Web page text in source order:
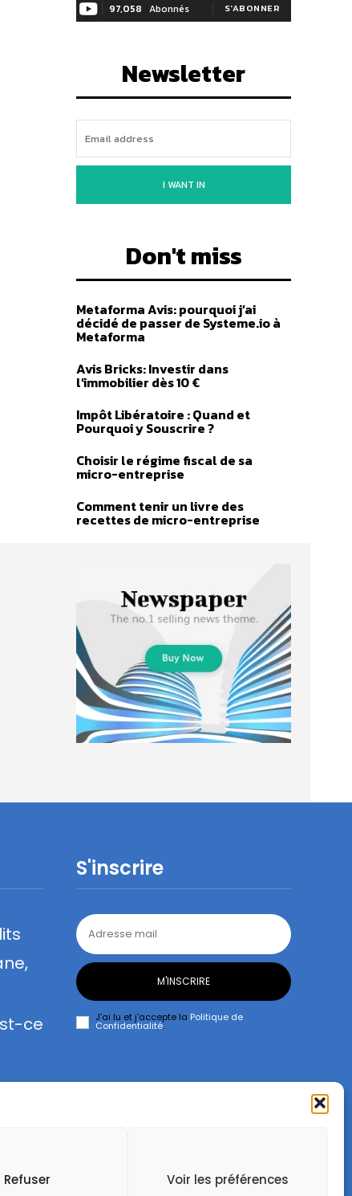
Refuser Voir les préférences
97,058 Abonnés S'ABONNER
Newsletter
I WANT IN
Don't miss
Metaforma Avis: pourquoi j’ai
décidé de passer de Systeme.io à
Metaforma
Avis Bricks: Investir dans
l’immobilier dès 10 €
Impôt Libératoire : Quand et
Pourquoi y Souscrire ?
Choisir le régime fiscal de sa
micro-entreprise
Comment tenir un livre des
recettes de micro-entreprise
ce
S'inscrire
M'INSCRIRE
J'ai lu et j'accepte la Politique de
Confidentialité.